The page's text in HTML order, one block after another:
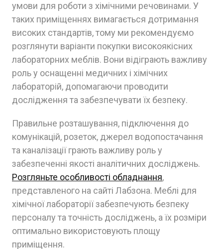
умови для роботи з хімічними речовинами. У
таких приміщеннях вимагається дотримання
високих стандартів, тому ми рекомендуємо
розглянути варіанти покупки високоякісних
лабораторних меблів. Вони відіграють важливу
роль у оснащенні медичних і хімічних
лабораторій, допомагаючи проводити
дослідження та забезпечувати їх безпеку.
Правильне розташування, підключення до
комунікацій, розеток, джерел водопостачання
та каналізації грають важливу роль у
забезпеченні якості аналітичних досліджень.
Розгляньте особливості обладнання,
представленого на сайті Лабзона. Меблі для
хімічної лабораторії забезпечують безпеку
персоналу та точність досліджень, а їх розміри
оптимально використовують площу
приміщення.